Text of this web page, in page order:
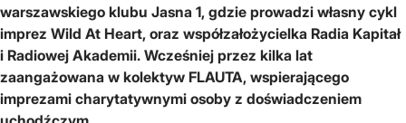
warszawskiego klubu Jasna 1, gdzie prowadzi własny cykl
imprez Wild At Heart, oraz współzałożycielka Radia Kapitał
i Radiowej Akademii. Wcześniej przez kilka lat
zaangażowana w kolektyw FLAUTA, wspierającego
imprezami charytatywnymi osoby z doświadczeniem